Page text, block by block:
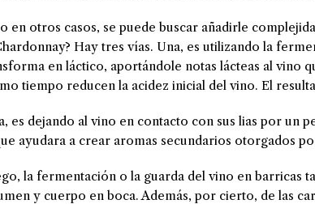
en otros casos, se puede buscar añadirle
Hay tres vías. Una, es utilizando la
en láctico, aportándole notas lácteas al vino
tiempo reducen la acidez inicial del vino. El
es dejando al vino en contacto con sus lias por un
ayudara a crear aromas secundarios otorgados
la fermentación o la guarda del vino en barricas
y cuerpo en boca. Además, por cierto, de las